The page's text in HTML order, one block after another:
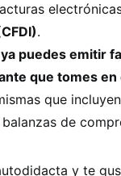
.
puedes emitir
que tomes
que
de
y te